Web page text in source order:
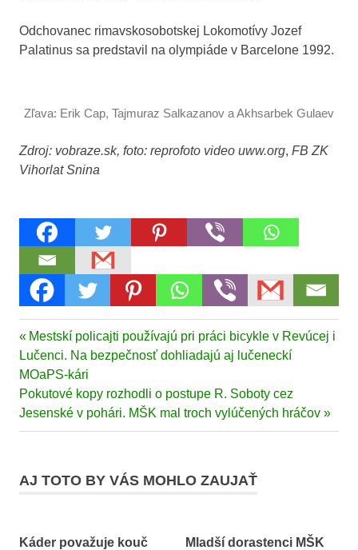
Odchovanec rimavskosobotskej Lokomotívy Jozef
Palatinus sa predstavil na olympiáde v Barcelone 1992.
Zľava: Erik Cap, Tajmuraz Salkazanov a Akhsarbek Gulaev
Zdroj: vobraze.sk, foto: reprofoto video uww.org, FB ZK
Vihorlat Snina
Akhsarbek
Jozef
Radnóti
Lokomotíva
Paríž
Navigácia
v
článku
Previous
Post:
Mestskí policajti používajú pri práci bicykle v Revúcej i
Lučenci. Na bezpečnosť dohliadajú aj lučeneckí
MOaPS-kári
Next
Post:
Pokutové kopy rozhodli o postupe R. Soboty cez
Jesenské v pohári. MŠK mal troch vylúčených hráčov
AJ TOTO BY VÁS MOHLO ZAUJAŤ
Káder považuje kouč
Mladší dorastenci MŠK